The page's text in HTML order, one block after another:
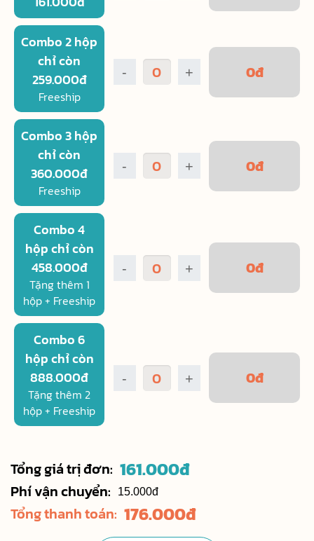
Combo 2 hộp
chỉ còn
259.000đ
Freeship
- + 0đ
Combo 3 hộp
chỉ còn
360.000đ
Freeship
- + 0đ
Combo 4
hộp chỉ còn
458.000đ
Tặng thêm 1
hộp + Freeship
- + 0đ
Combo 6
hộp chỉ còn
888.000đ
Tặng thêm 2
hộp + Freeship
- + 0đ
Tổng giá trị đơn: 161.000đ
Phí vận chuyển: 15.000đ
Tổng thanh toán: 176.000đ